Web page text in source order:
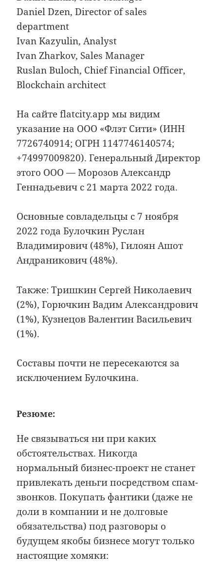
Daniel Dzen, Director of sales
department
Ivan Kazyulin, Analyst
Ivan Zharkov, Sales Manager
Ruslan Buloch, Chief Financial Officer,
Blockchain architect
На сайте flatcity.app мы видим
указание на ООО «Флэт Сити» (ИНН
7726740914; ОГРН 1147746140574;
+74997009820). Генеральный Директор
этого ООО — Морозов Александр
Геннадьевич с 21 марта 2022 года.
Основные совладельцы с 7 ноября
2022 года Булочкин Руслан
Владимирович (48%), Гилоян Ашот
Андраникович (48%).
Также: Тришкин Сергей Николаевич
(2%), Горючкин Вадим Александрович
(1%), Кузнецов Валентин Васильевич
(1%).
Составы почти не пересекаются за
исключением Булочкина.
Резюме:
Не связываться ни при каких
обстоятельствах. Никогда
нормальный бизнес-проект не станет
привлекать деньги посредством спам-
звонков. Покупать фантики (даже не
доли в компании и не долговые
обязательства) под разговоры о
будущем якобы бизнесе могут только
настоящие хомяки: